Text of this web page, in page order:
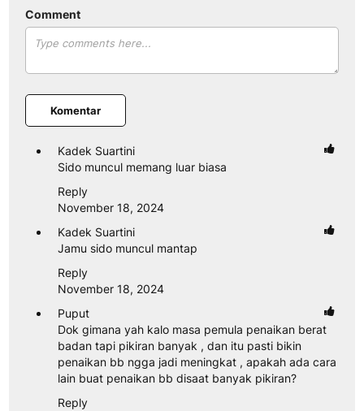
Comment
Komentar
Kadek Suartini
Sido muncul memang luar biasa
Reply
November 18, 2024
Kadek Suartini
Jamu sido muncul mantap
Reply
November 18, 2024
Puput
Dok gimana yah kalo masa pemula penaikan berat
badan tapi pikiran banyak , dan itu pasti bikin
penaikan bb ngga jadi meningkat , apakah ada cara
lain buat penaikan bb disaat banyak pikiran?
Reply